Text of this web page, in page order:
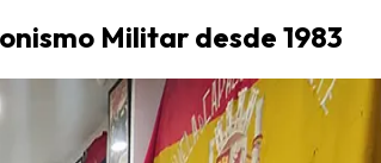
Militar desde 1983